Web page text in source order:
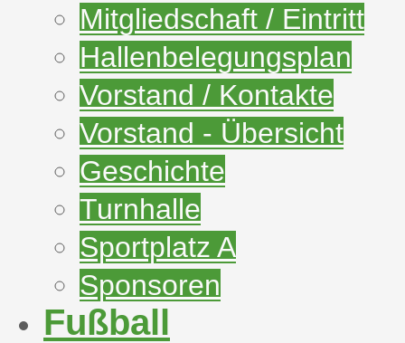
Mitgliedschaft / Eintritt
Hallenbelegungsplan
Vorstand / Kontakte
Vorstand - Übersicht
Geschichte
Turnhalle
Sportplatz A
Sponsoren
Fußball